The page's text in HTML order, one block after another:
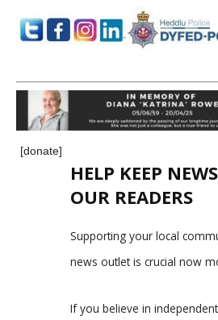
[donate]
HELP KEEP
OUR READERS
Supporting your local
news outlet is crucial now
If you believe in